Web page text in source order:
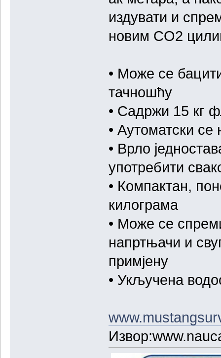
издувати и
новим CO2
• Може се
тачношћу
• Садржи 15 кг
• Аутоматски
• Врло
употребити
• Компактан,
килограма
• Може се
напртњачи и
примјену
• Укључена